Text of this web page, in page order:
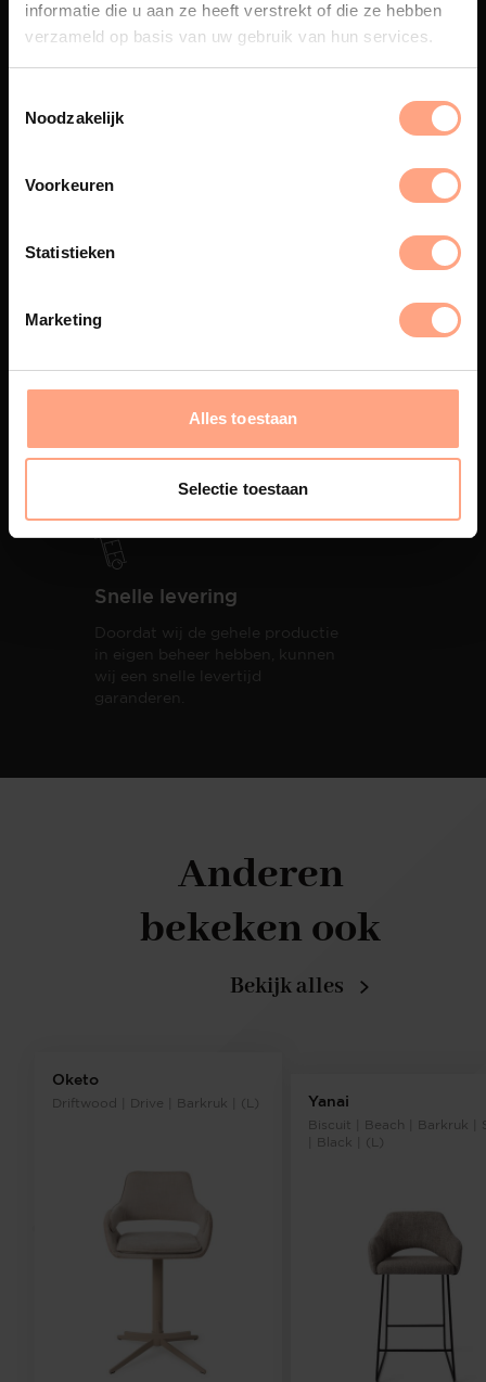
informatie die u aan ze heeft verstrekt of die ze hebben
verzameld op basis van uw gebruik van hun services.
Noodzakelijk
Voorkeuren
Statistieken
Marketing
Alles toestaan
Selectie toestaan
vakmanschap en design
samenkomen.
De meubelen worden in onze
componenten lak.
Interieur inrichting
PUUUR biedt volledige
Snelle levering
Doordat wij de gehele productie
in eigen beheer hebben, kunnen
wij een snelle levertijd
garanderen.
Oketo
Driftwood | Drive | Barkruk | (L) Yanai
Biscuit | Beach | Barkruk |
| Black | (L)
Anderen
bekeken ook
Bekijk alles